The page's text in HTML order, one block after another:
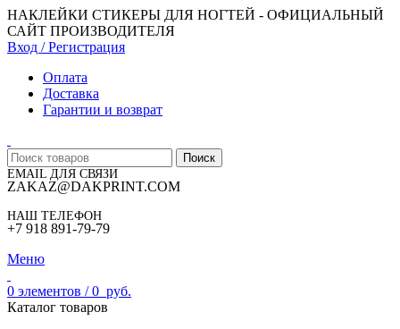
НАКЛЕЙКИ СТИКЕРЫ ДЛЯ НОГТЕЙ - ОФИЦИАЛЬНЫЙ
САЙТ ПРОИЗВОДИТЕЛЯ
Вход / Регистрация
Оплата
Доставка
Гарантии и возврат
Поиск
EMAIL ДЛЯ СВЯЗИ
ZAKAZ@DAKPRINT.COM
НАШ ТЕЛЕФОН
+7 918 891-79-79
Меню
0 элементов / 0 руб.
Каталог товаров